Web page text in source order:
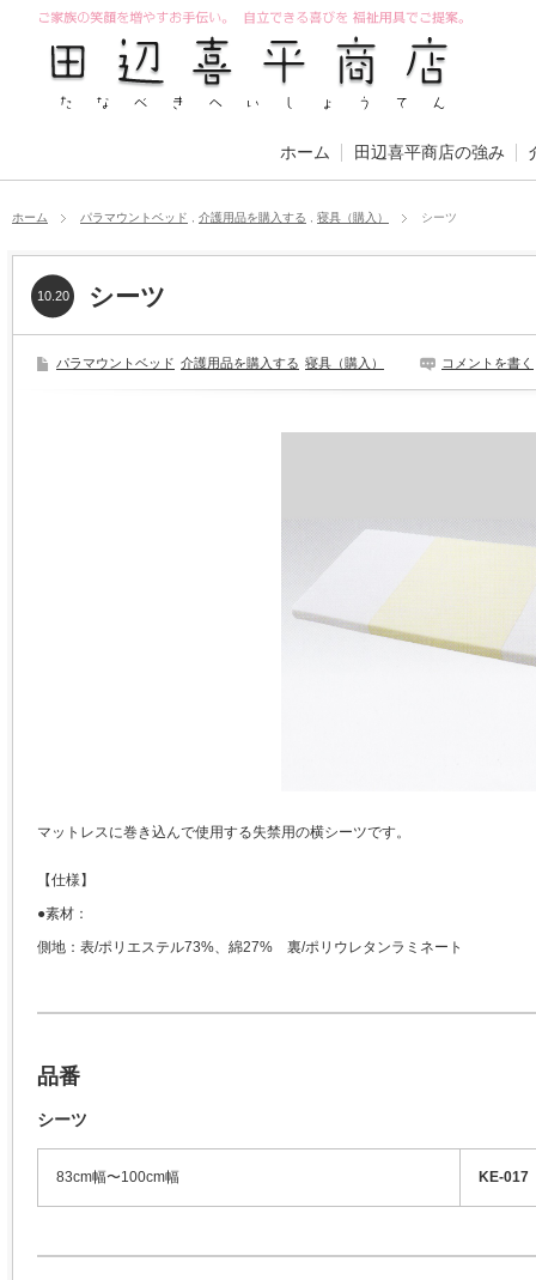
ホーム 田辺喜平商店の強み
ホーム パラマウントベッド 介護用品を購入する 寝具（購入） シーツ
シーツ
10.20
パラマウントベッド 介護用品を購入する 寝具（購入） コメントを書く
マットレスに巻き込んで使用する失禁用の横シーツです。
【仕様】
●素材：
側地：表/ポリエステル73%、綿27% 裏/ポリウレタンラミネート
品番
シーツ
83cm幅〜100cm幅 KE-